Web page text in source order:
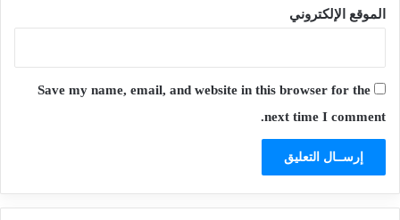
الموقع الإلكتروني
Save my name, email, and website in this browser for the
next time I comment.